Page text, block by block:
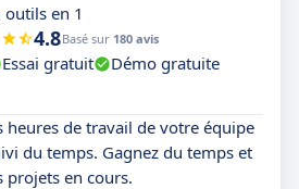
en 1
4.8Basé sur 180 avis
Essai gratuit
Démo gratuite
heures de travail de votre équipe
du temps. Gagnez du temps et
projets en cours.